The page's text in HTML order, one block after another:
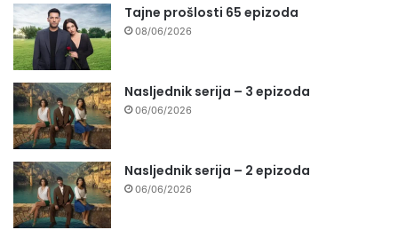
Tajne prošlosti 65 epizoda
08/06/2026
Nasljednik serija – 3 epizoda
06/06/2026
Nasljednik serija – 2 epizoda
06/06/2026